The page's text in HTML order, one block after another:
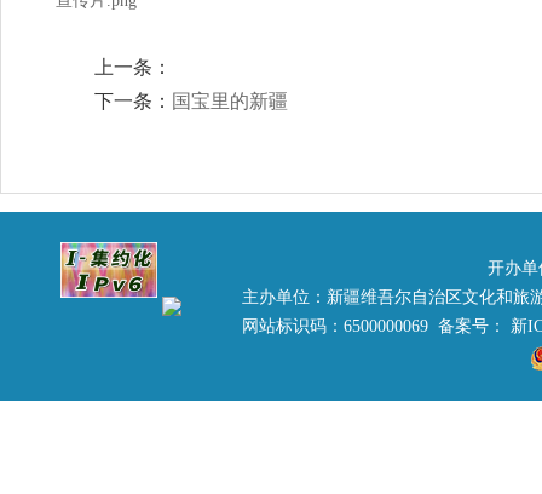
上一条：
下一条： 国宝里的新疆
开办单
主办单位：新疆维吾尔自治区文化和
网站标识码：6500000069 备案号： 新